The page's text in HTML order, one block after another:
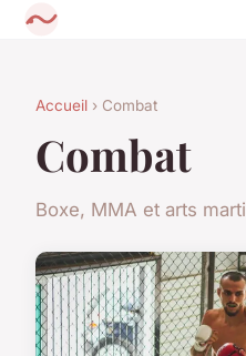
Accueil › Combat
Combat
Boxe, MMA et arts